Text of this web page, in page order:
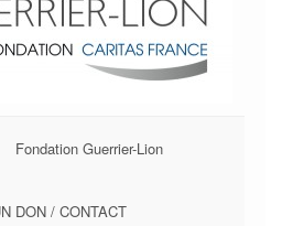
Fondation Guerrier-Lion
DON / CONTACT